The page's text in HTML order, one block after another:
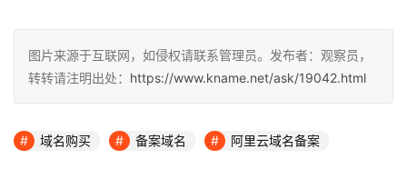
图片来源于互联网，如侵权请联系管理员。发布者：观察员，
转转请注明出处： https://www.kname.net/ask/19042.html
域名购买 备案域名 阿里云域名备案